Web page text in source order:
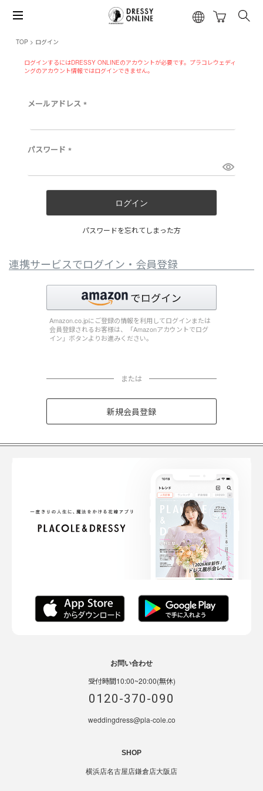
TOP ログイン
ログインするにはDRESSY ONLINEのアカウントが必要です。プラコレウェディ
ングのアカウント情報ではログインできません。
メールアドレス
必
パスワード
必
ログイン
パスワードを忘れてしまった方
連携サービスでログイン・会員登録
Amazon.co.jpにご登録の情報を利用してログインまたは
会員登録されるお客様は、「Amazonアカウントでログ
イン」ボタンよりお進みください。
または
新規会員登録
お問い合わせ
受付時間10:00~20:00(無休)
0120-370-090
weddingdress@pla-cole.co
SHOP
横浜店名古屋店鎌倉店大阪店